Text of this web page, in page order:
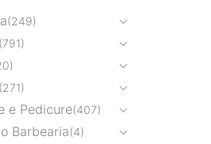
249
791
271
e Pedicure 407
Barbearia 4